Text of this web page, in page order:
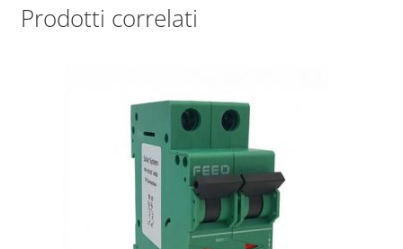
Prodotti correlati